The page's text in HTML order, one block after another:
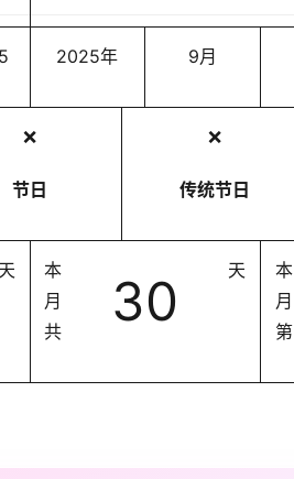
2025年 9月
❌
节日
❌
传统节日
天
本
月
共
30 天
本
月
第